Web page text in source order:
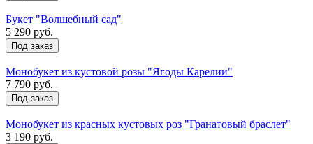
Букет "Волшебный сад"
5 290 руб.
Под заказ
Монобукет из кустовой розы "Ягоды Карелии"
7 790 руб.
Под заказ
Монобукет из красных кустовых роз "Гранатовый браслет"
3 190 руб.